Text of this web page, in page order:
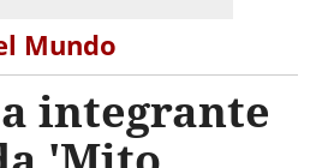
Mundo
integrante